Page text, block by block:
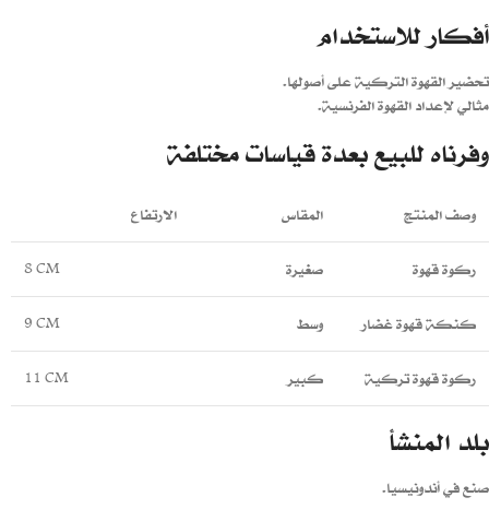
أفكار للاستخدام
تحضير القهوة التركية على أصولها.
مثالي لإعداد القهوة الفرنسية.
وفرناه للبيع بعدة قياسات مختلفة
وصف المنتج المقاس الارتفاع
ركوة قهوة صغيرة 8 CM
كنكة قهوة غضار وسط 9 CM
ركوة قهوة تركية كبير 11 CM
بلد المنشأ
صنع في أندونيسيا.